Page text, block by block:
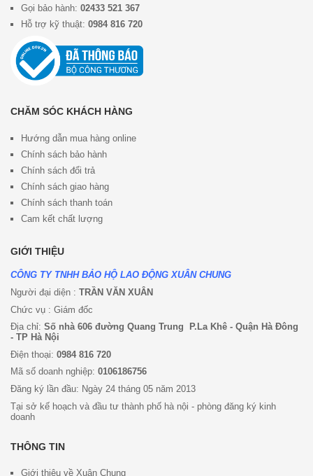
Gọi bảo hành: 02433 521 367
Hỗ trợ kỹ thuật: 0984 816 720
CHĂM SÓC KHÁCH HÀNG
Hướng dẫn mua hàng online
Chính sách bảo hành
Chính sách đổi trả
Chính sách giao hàng
Chính sách thanh toán
Cam kết chất lượng
GIỚI THIỆU
CÔNG TY TNHH BẢO HỘ LAO ĐỘNG XUÂN CHUNG
Người đại diện : TRẦN VĂN XUÂN
Chức vụ : Giám đốc
Địa chỉ: Số nhà 606 đường Quang Trung P.La Khê - Quận Hà Đông
- TP Hà Nội
Điện thoại: 0984 816 720
Mã số doanh nghiệp: 0106186756
Đăng ký lần đầu: Ngày 24 tháng 05 năm 2013
Tại sở kế hoạch và đầu tư thành phố hà nội - phòng đăng ký kinh
doanh
THÔNG TIN
Giới thiệu về Xuân Chung